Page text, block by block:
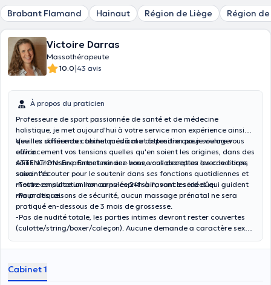
Brabant Flamand Hainaut Région de Liège Région
Victoire Darras
Massothérapeute
10.0|43 avis
À propos du praticien
Professeure de sport passionnée de santé et de médecine
holistique, je met aujourd'hui à votre service mon expérience ainsi
que les différentes techniques à ma disposition pour soulager
efficacement vos tensions quelles qu'en soient les origines, dans des
soins sur mesure. Entretenir une bonne collaboration avec le corps,
savoir l'écouter pour le soutenir dans ses fonctions quotidiennes et
mettre en place un lien corps-esprit sain, sont les idées qui guident
ma pratique.
Veuillez sonner au cabinet médical et attendre que je vienne vous
ouvrir.
ATTENTION: En prenant rendez-vous, vous acceptez les conditions
suivantes:
-Toute consultation non annulée 24h à l'avance sera dûe.
-Pour des raisons de sécurité, aucun massage prénatal ne sera
pratiqué en-dessous de 3 mois de grossesse.
-Pas de nudité totale, les parties intimes devront rester couvertes
(culotte/string/boxer/caleçon). Aucune demande a caractère sexuel
Cabinet 1